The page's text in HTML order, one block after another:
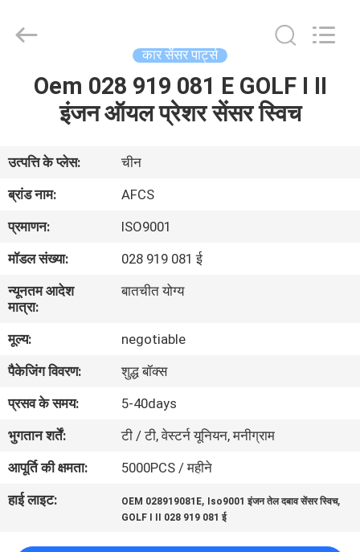
वीडियो
हमारे
बारे
में
कारखाने
का
दौरा
गुणवत्ता
नियंत्रण
PARTS
Reserved.
कार सेंसर पार्ट्स
Oem 028 919 081 E GOLF I II
इंजन ऑयल प्रेशर सेंसर स्विच
उत्पत्ति के प्लेस:
चीन
ब्रांड नाम:
AFCS
प्रमाणन:
ISO9001
मॉडल संख्या:
028 919 081 ई
न्यूनतम आदेश
मात्रा:
बातचीत योग्य
मूल्य:
negotiable
पैकेजिंग विवरण:
शुद्ध बॉक्स
प्रसव के समय:
5-40days
भुगतान शर्तें:
टी / टी, वेस्टर्न यूनियन, मनीग्राम
आपूर्ति की क्षमता:
5000PCS / महीने
हाई लाइट:
OEM 028919081E, Iso9001 इंजन तेल दबाव सेंसर स्विच,
GOLF I II 028 919 081 ई